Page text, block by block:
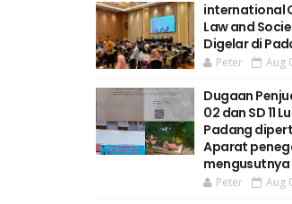
international
Law and
Digelar di
Peter Aug
Dugaan
02 dan SD 11
Padang
Aparat
mengusutnya
Peter Aug